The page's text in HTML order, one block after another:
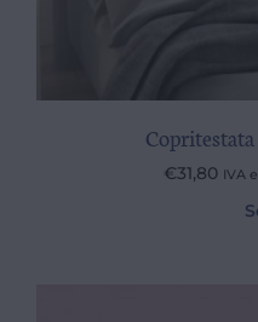
€31,80 IVA